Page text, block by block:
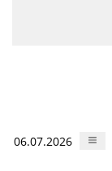
06.07.2026